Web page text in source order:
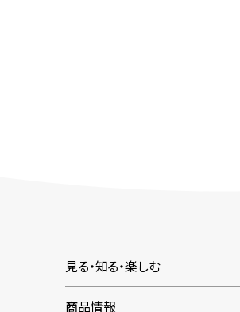
見る・知る・楽しむ
商品情報